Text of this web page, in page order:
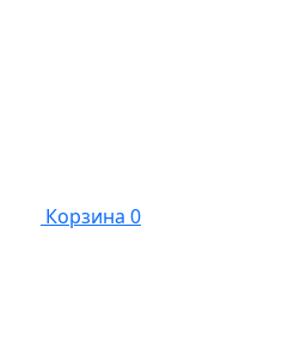
Корзина 0